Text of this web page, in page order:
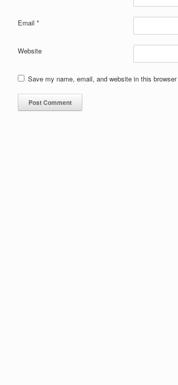
Email *
Website
Save my name, email, and website in this